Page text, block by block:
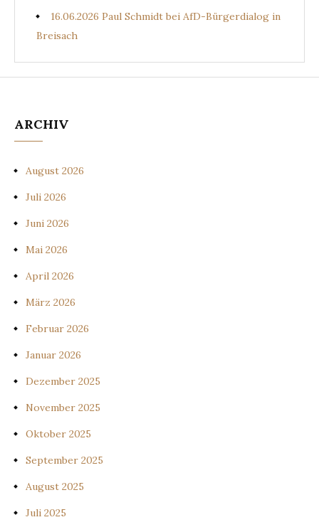
16.06.2026 Paul Schmidt bei AfD-Bürgerdialog in
Breisach
ARCHIV
August 2026
Juli 2026
Juni 2026
Mai 2026
April 2026
März 2026
Februar 2026
Januar 2026
Dezember 2025
November 2025
Oktober 2025
September 2025
August 2025
Juli 2025